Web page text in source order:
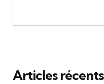
Articles récents